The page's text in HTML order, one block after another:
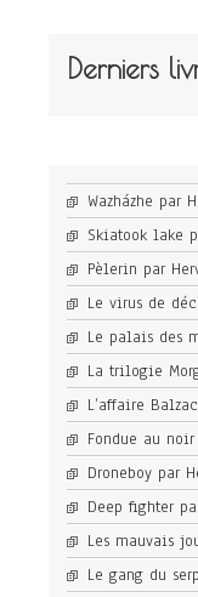
Derniers
Wazházhe par
Skiatook lake
Pèlerin par
Le virus de
Le palais des
La trilogie
L’affaire
Fondue au
Droneboy par
Deep fighter
Les mauvais
Le gang du